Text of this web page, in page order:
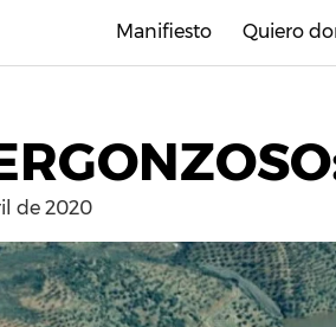
Manifiesto Quiero
de 2020